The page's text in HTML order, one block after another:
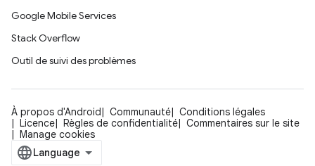
Google Mobile Services
Stack Overflow
Outil de suivi des problèmes
À propos d'Android Communauté
Conditions légales
Licence
Règles de confidentialité
Commentaires sur le site
Manage cookies